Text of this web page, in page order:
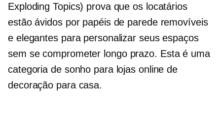
Exploding Topics) prova que os locatários
estão ávidos por papéis de parede removíveis
e elegantes para personalizar seus espaços
sem se comprometer longo prazo. Esta é uma
categoria de sonho para lojas online de
decoração para casa.